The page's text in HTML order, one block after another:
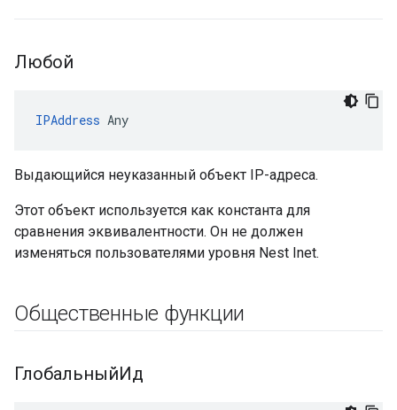
Любой
IPAddress Any
Выдающийся неуказанный объект IP-адреса.
Этот объект используется как константа для
сравнения эквивалентности. Он не должен
изменяться пользователями уровня Nest Inet.
Общественные функции
ГлобальныйИд